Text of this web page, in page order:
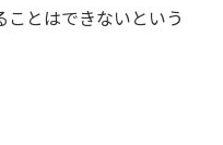
とはできないという